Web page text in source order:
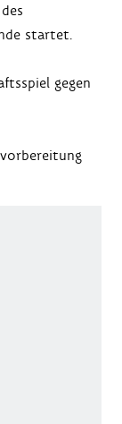
startet.
gegen